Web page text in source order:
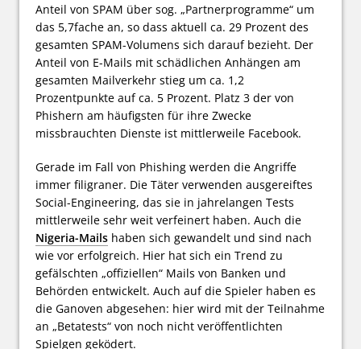
Anteil von SPAM über sog. „Partnerprogramme“ um
das 5,7fache an, so dass aktuell ca. 29 Prozent des
gesamten SPAM-Volumens sich darauf bezieht. Der
Anteil von E-Mails mit schädlichen Anhängen am
gesamten Mailverkehr stieg um ca. 1,2
Prozentpunkte auf ca. 5 Prozent. Platz 3 der von
Phishern am häufigsten für ihre Zwecke
missbrauchten Dienste ist mittlerweile Facebook.
Gerade im Fall von Phishing werden die Angriffe
immer filigraner. Die Täter verwenden ausgereiftes
Social-Engineering, das sie in jahrelangen Tests
mittlerweile sehr weit verfeinert haben. Auch die
Nigeria-Mails haben sich gewandelt und sind nach
wie vor erfolgreich. Hier hat sich ein Trend zu
gefälschten „offiziellen“ Mails von Banken und
Behörden entwickelt. Auch auf die Spieler haben es
die Ganoven abgesehen: hier wird mit der Teilnahme
an „Betatests“ von noch nicht veröffentlichten
Spielgen geködert.